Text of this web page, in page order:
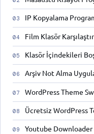
IP Kopyalama
Film Klasör
Klasör İçindekileri
Arşiv Not Alma
WordPress Theme
Ücretsiz WordPress
Youtube Downloader